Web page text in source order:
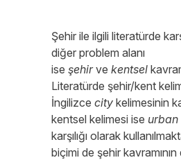
Şehir ile ilgili literatürde
diğer problem alanı
ise şehirve kentsel
Literatürde şehir/kent
İngilizce city kelimesinin
kentsel kelimesi ise urban
karşılığı olarak
biçimi de şehir kavramının